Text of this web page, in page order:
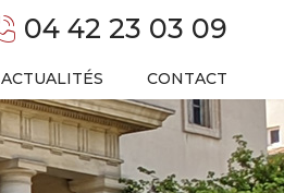
04 42 23 03 09
ACTUALITÉS CONTACT